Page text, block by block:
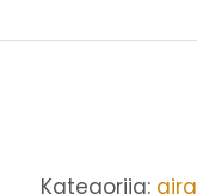
Kategorija: gira